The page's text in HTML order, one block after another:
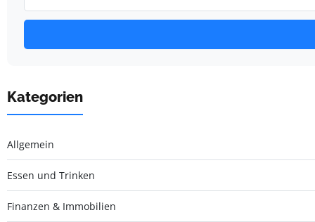
Kategorien
Allgemein
Essen und Trinken
Finanzen & Immobilien